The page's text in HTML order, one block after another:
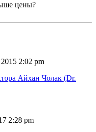
цены?
2:02 pm
Айхан Чолак (Dr.
2:28 pm